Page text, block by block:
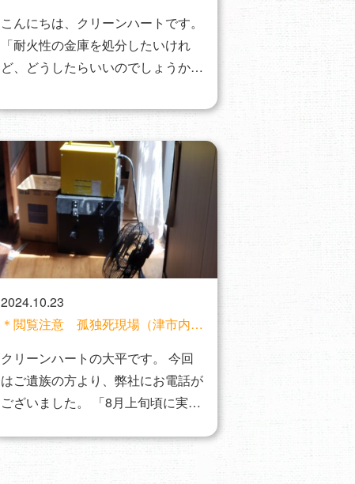
こんにちは、クリーンハートです。
「耐火性の金庫を処分したいけれ
ど、どうしたらいいのでしょうか」
2024.10.23
＊閲覧注意 孤独死現場（津市内）
クリーンハートの大平です。 今回
はご遺族の方より、弊社にお電話が
ございました。 「8月上旬頃に実の